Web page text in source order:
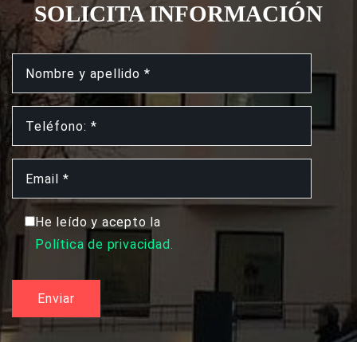
SOLICITA INFORMACIÓN
He leído y acepto la
Política de privacidad.